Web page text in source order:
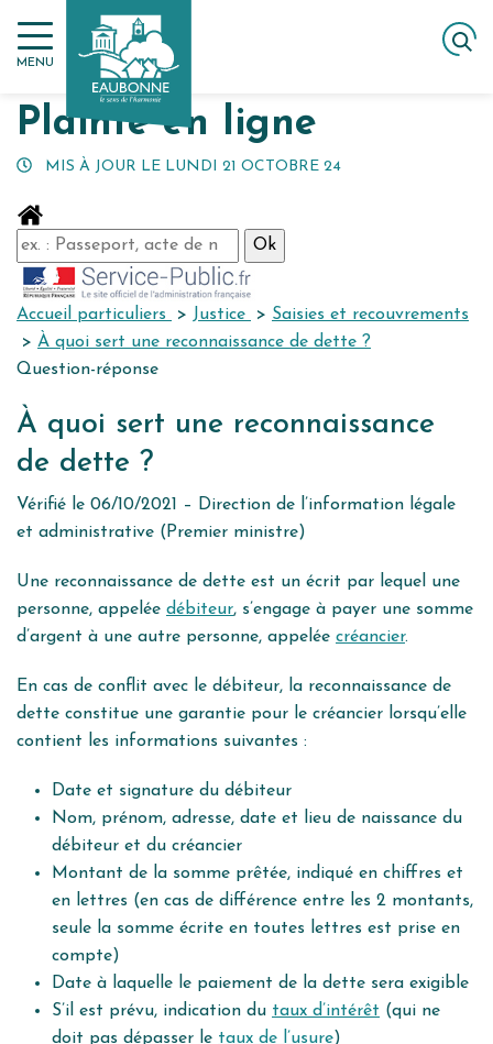
au
contenu
MENU
ACCUEIL MES DÉMARCHES PLAINTE EN LIGNE
Plainte en ligne
MIS À JOUR LE LUNDI 21 OCTOBRE 24
Accueil particuliers > Justice > Saisies et recouvrements
> À quoi sert une reconnaissance de dette ?
Question-réponse
À quoi sert une reconnaissance
de dette ?
Vérifié le 06/10/2021 – Direction de l’information légale
et administrative (Premier ministre)
Une reconnaissance de dette est un écrit par lequel une
personne, appelée débiteur, s’engage à payer une somme
d’argent à une autre personne, appelée créancier.
En cas de conflit avec le débiteur, la reconnaissance de
dette constitue une garantie pour le créancier lorsqu’elle
contient les informations suivantes :
Date et signature du débiteur
Nom, prénom, adresse, date et lieu de naissance du
débiteur et du créancier
Montant de la somme prêtée, indiqué en chiffres et
en lettres (en cas de différence entre les 2 montants,
seule la somme écrite en toutes lettres est prise en
compte)
Date à laquelle le paiement de la dette sera exigible
S’il est prévu, indication du taux d’intérêt (qui ne
doit pas dépasser le taux de l’usure)